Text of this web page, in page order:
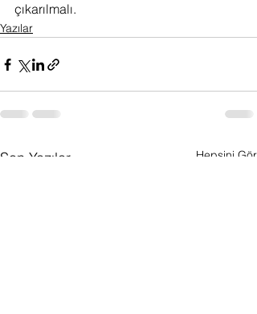
çıkarılmalı.
Yazılar
Son Yazılar Hepsini Gör